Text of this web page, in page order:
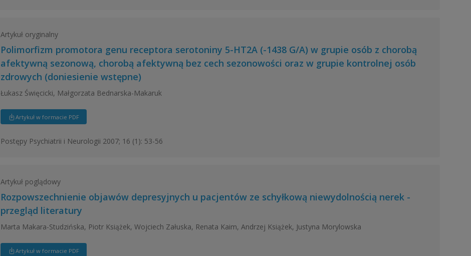
Artykuł oryginalny
Polimorfizm promotora genu receptora serotoniny 5-HT2A (-1438 G/A) w grupie osób z chorobą
afektywną sezonową, chorobą afektywną bez cech sezonowości oraz w grupie kontrolnej osób
zdrowych (doniesienie wstępne)
Łukasz Święcicki, Małgorzata Bednarska-Makaruk
Artykuł w formacie PDF
Postępy Psychiatrii i Neurologii 2007; 16 (1): 53-56
Artykuł poglądowy
Rozpowszechnienie objawów depresyjnych u pacjentów ze schyłkową niewydolnością nerek -
przegląd literatury
Marta Makara-Studzińska, Piotr Książek, Wojciech Załuska, Renata Kaim, Andrzej Książek, Justyna Morylowska
Artykuł w formacie PDF